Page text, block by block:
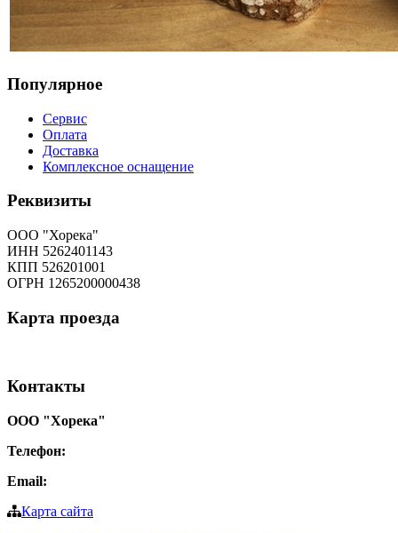
Популярное
Сервис
Оплата
Доставка
Комплексное оснащение
Реквизиты
ООО "Хорека"
ИНН 5262401143
КПП 526201001
ОГРН 1265200000438
Карта проезда
Контакты
ООО "Хорека"
Телефон:
Email:
Карта сайта